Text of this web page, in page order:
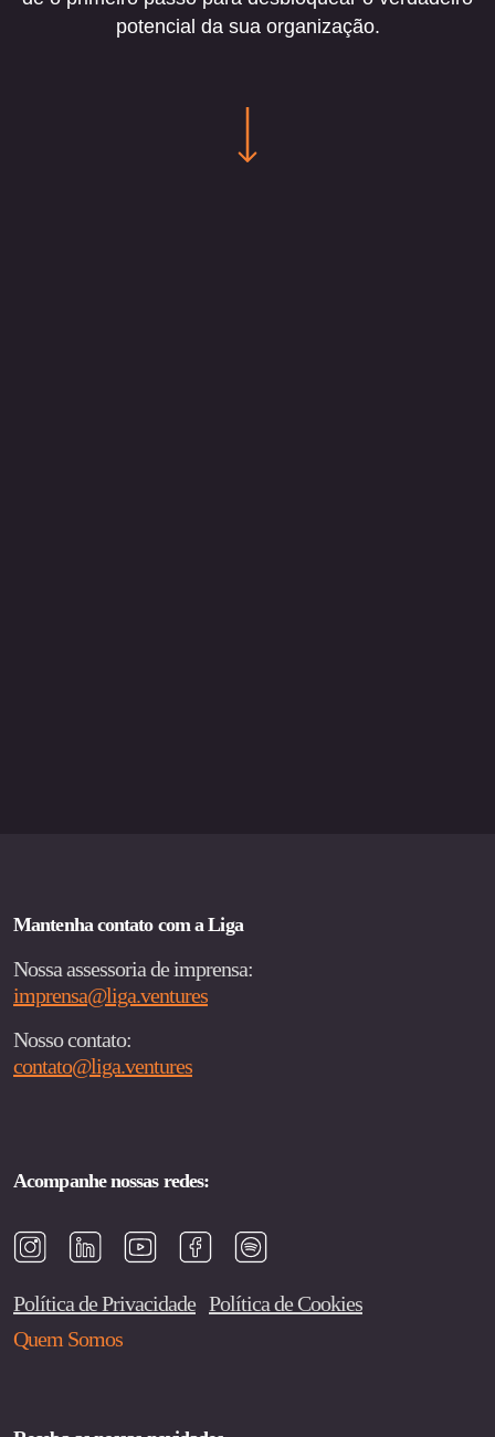
potencial da sua organização.
Mantenha contato com a Liga
Nossa assessoria de imprensa:
imprensa@liga.ventures
Nosso contato:
contato@liga.ventures
Acompanhe nossas redes:
Política de Privacidade Política de Cookies
Quem Somos